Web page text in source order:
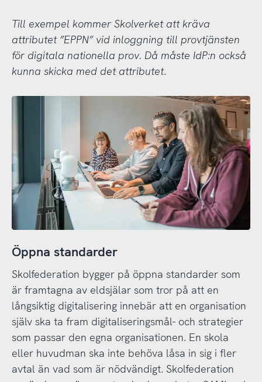
Till exempel kommer Skolverket att kräva
attributet ”EPPN” vid inloggning till provtjänsten
för digitala nationella prov. Då måste IdP:n också
kunna skicka med det attributet.
Öppna standarder
Skolfederation bygger på öppna standarder som
är framtagna av eldsjälar som tror på att en
långsiktig digitalisering innebär att en organisation
själv ska ta fram digitaliseringsmål- och strategier
som passar den egna organisationen. En skola
eller huvudman ska inte behöva låsa in sig i fler
avtal än vad som är nödvändigt. Skolfederation